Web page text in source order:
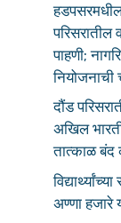
परिसरातील
पाहणी;
नियोजनाची
दौंड
अखिल
तात्काळ बंद
अण्णा हजारे